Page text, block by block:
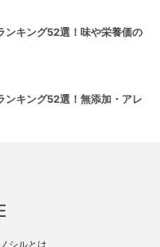
ンキング52選！味や栄養価の
ンキング52選！無添加・アレ
シルとは